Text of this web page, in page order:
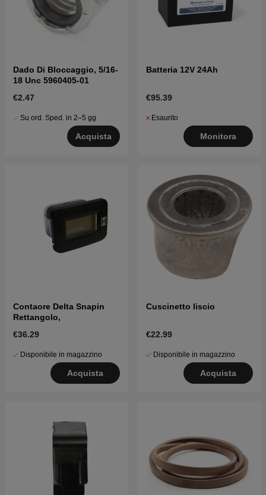
Dado Di Bloccaggio, 5/16-
18 Unc 5960405-01
€2.47
Su ord. Sped. in 2–5 gg
Acquista
Batteria 12V 24Ah
€95.39
Esaurito
Monitora
Contaore Delta Snapin
Rettangolo,
€36.29
Disponibile in magazzino
Acquista
Cuscinetto liscio
€22.99
Disponibile in magazzino
Acquista